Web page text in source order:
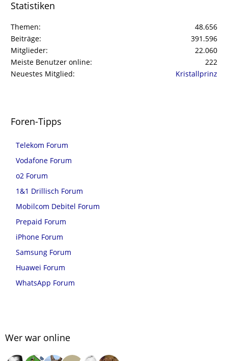
Statistiken
Themen
48.656
Beiträge
391.596
Mitglieder
22.060
Meiste Benutzer online
222
Neuestes Mitglied
Kristallprinz
Foren-Tipps
Telekom Forum
Vodafone Forum
o2 Forum
1&1 Drillisch Forum
Mobilcom Debitel Forum
Prepaid Forum
iPhone Forum
Samsung Forum
Huawei Forum
WhatsApp Forum
Wer war online